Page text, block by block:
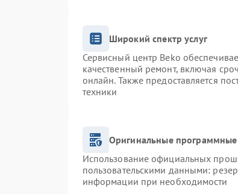
Широкий спектр услуг
Сервисный центр Beko
качественный ремонт, включая
онлайн. Также предоставляется
техники
Оригинальные
Использование официальных
пользовательскими данными:
информации при необходимости